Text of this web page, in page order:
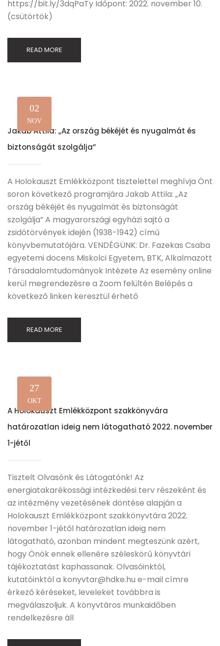
https://bit.ly/3dqPaTy Időpont: 2022. november 10.
(csütörtök)
READ MORE
02
NOV
Jakab Attila: „Az ország békéjét és nyugalmát és
biztonságát szolgálja”
A Holokauszt Emlékközpont tisztelettel meghívja Önt
soron következő programjára Jakab Attila: „Az
ország békéjét és nyugalmát és biztonságát
szolgálja” A magyarországi egyházi sajtó a
zsidótörvények idején (1938-1942) című
könyvbemutatójára. VENDÉGÜNK: Dr. Fazekas Csaba
egyetemi docens Miskolci Egyetem, BTK, Alkalmazott
Társadalomtudományok Intézete Az esemény online
kerül megrendezésre a Zoom felültén Belépés a
következő linken keresztül érhető
READ MORE
27
OKT
A Holokauszt Emlékközpont szakkönyvára
határozatlan ideig nem látogatható 2022. november
1-jétől
Tisztelt Olvasónk és Látogatónk! Az
energiatakarékossági intézkedési terv részeként és
az intézmény vezetésének döntése alapján a
Holokauszt Emlékközpont szakkönyvtára 2022.
november 1-jétől határozatlan ideig nem
látogatható, azonban mindent megteszünk azért,
hogy Önök ennek ellenére széleskörű könyvtári
tájékoztatást kaphassanak. Olvasóinktól,
kutatóinktól a konyvtar@hdke.hu e-mail címre
érkező kéréseket, leveleket továbbra is
megválaszoljuk. A könyvtáros munkaidőben
rendelkezésre áll